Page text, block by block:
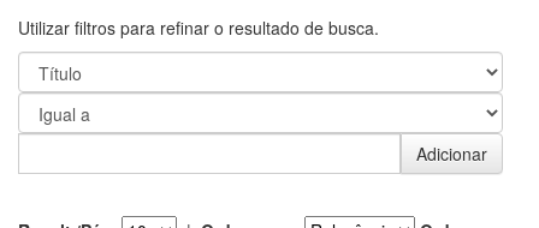
Utilizar filtros para refinar o resultado de busca.